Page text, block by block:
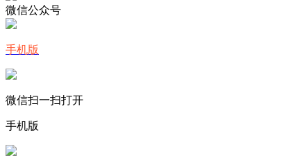
微信公众号
手机版
微信扫一扫打开
手机版